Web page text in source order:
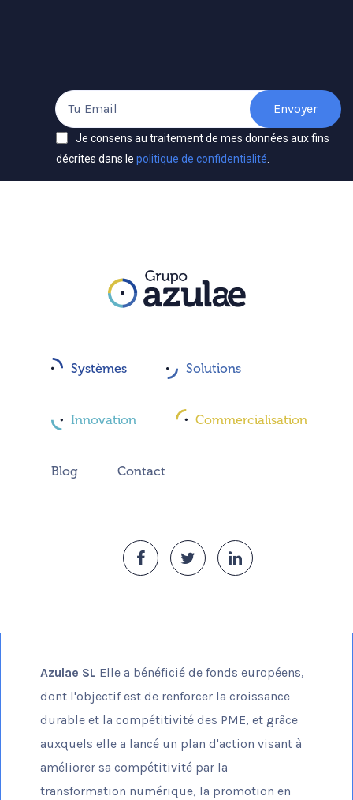
Je consens au traitement de mes données aux fins
décrites dans le politique de confidentialité.
Systèmes Solutions
Innovation Commercialisation
Blog Contact
Azulae SL Elle a bénéficié de fonds européens,
dont l'objectif est de renforcer la croissance
durable et la compétitivité des PME, et grâce
auxquels elle a lancé un plan d'action visant à
améliorer sa compétitivité par la
transformation numérique, la promotion en